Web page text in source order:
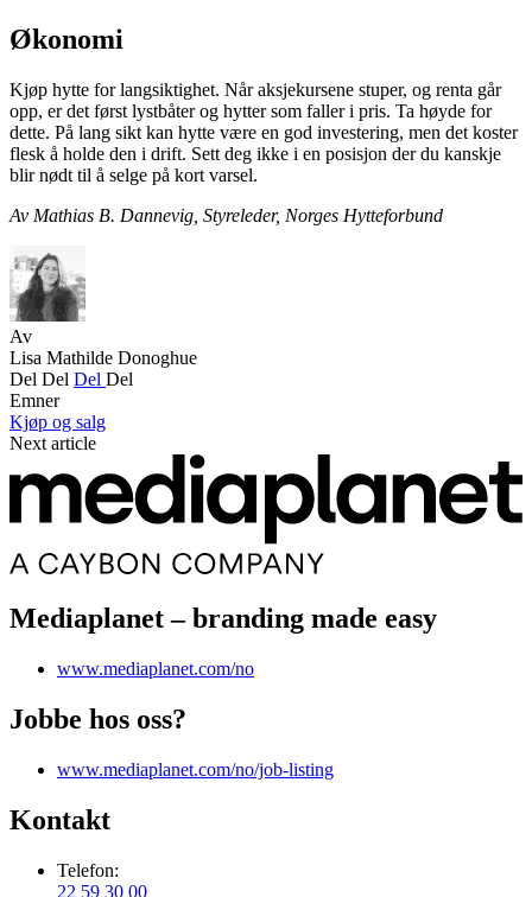
Økonomi
Kjøp hytte for langsiktighet. Når aksjekursene stuper, og renta går
opp, er det først lystbåter og hytter som faller i pris. Ta høyde for
dette. På lang sikt kan hytte være en god investering, men det koster
flesk å holde den i drift. Sett deg ikke i en posisjon der du kanskje
blir nødt til å selge på kort varsel.
Av Mathias B. Dannevig, Styreleder, Norges Hytteforbund
Av
Lisa Mathilde Donoghue
Del Del Del Del
Emner
Kjøp og salg
Next article
Mediaplanet – branding made easy
www.mediaplanet.com/no
Jobbe hos oss?
www.mediaplanet.com/no/job-listing
Kontakt
Telefon:
22 59 30 00